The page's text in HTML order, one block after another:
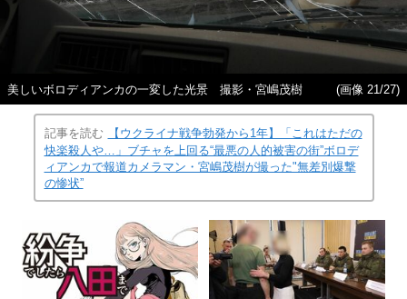
美しいボロディアンカの一変した光景 撮影・宮嶋茂樹 (画像 21/27)
記事を読む
【ウクライナ戦争勃発から1年】「これはただの
快楽殺人や…」ブチャを上回る“最悪の人的被害の街”ボロデ
ィアンカで報道カメラマン・宮嶋茂樹が撮った"無差別爆撃
の惨状”